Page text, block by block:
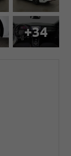
+34